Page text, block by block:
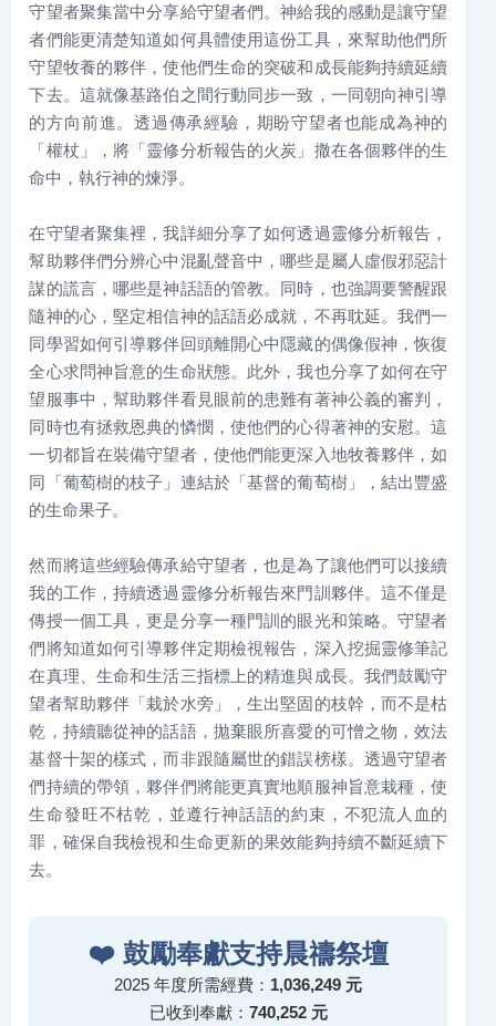
守望者聚集當中分享給守望者們。神給我的感動是讓守望
者們能更清楚知道如何具體使用這份工具，來幫助他們所
守望牧養的夥伴，使他們生命的突破和成長能夠持續延續
下去。這就像基路伯之間行動同步一致，一同朝向神引導
的方向前進。透過傳承經驗，期盼守望者也能成為神的
「權杖」，將「靈修分析報告的火炭」撒在各個夥伴的生
命中，執行神的煉淨。
在守望者聚集裡，我詳細分享了如何透過靈修分析報告，
幫助夥伴們分辨心中混亂聲音中，哪些是屬人虛假邪惡計
謀的謊言，哪些是神話語的管教。同時，也強調要警醒跟
隨神的心，堅定相信神的話語必成就，不再耽延。我們一
同學習如何引導夥伴回頭離開心中隱藏的偶像假神，恢復
全心求問神旨意的生命狀態。此外，我也分享了如何在守
望服事中，幫助夥伴看見眼前的患難有著神公義的審判，
同時也有拯救恩典的憐憫，使他們的心得著神的安慰。這
一切都旨在裝備守望者，使他們能更深入地牧養夥伴，如
同「葡萄樹的枝子」連結於「基督的葡萄樹」，結出豐盛
的生命果子。
然而將這些經驗傳承給守望者，也是為了讓他們可以接續
我的工作，持續透過靈修分析報告來門訓夥伴。這不僅是
傳授一個工具，更是分享一種門訓的眼光和策略。守望者
們將知道如何引導夥伴定期檢視報告，深入挖掘靈修筆記
在真理、生命和生活三指標上的精進與成長。我們鼓勵守
望者幫助夥伴「栽於水旁」，生出堅固的枝幹，而不是枯
乾，持續聽從神的話語，拋棄眼所喜愛的可憎之物，效法
基督十架的樣式，而非跟隨屬世的錯誤榜樣。透過守望者
們持續的帶領，夥伴們將能更真實地順服神旨意栽種，使
生命發旺不枯乾，並遵行神話語的約束，不犯流人血的
罪，確保自我檢視和生命更新的果效能夠持續不斷延續下
去。
❤️鼓勵奉獻支持晨禱祭壇
2025 年度所需經費： 1,036,249 元
已收到奉獻： 740,252 元